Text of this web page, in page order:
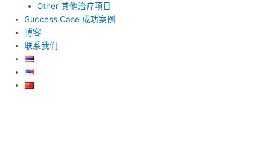
Other 其他治疗项目
Success Case 成功案例
博客
联系我们